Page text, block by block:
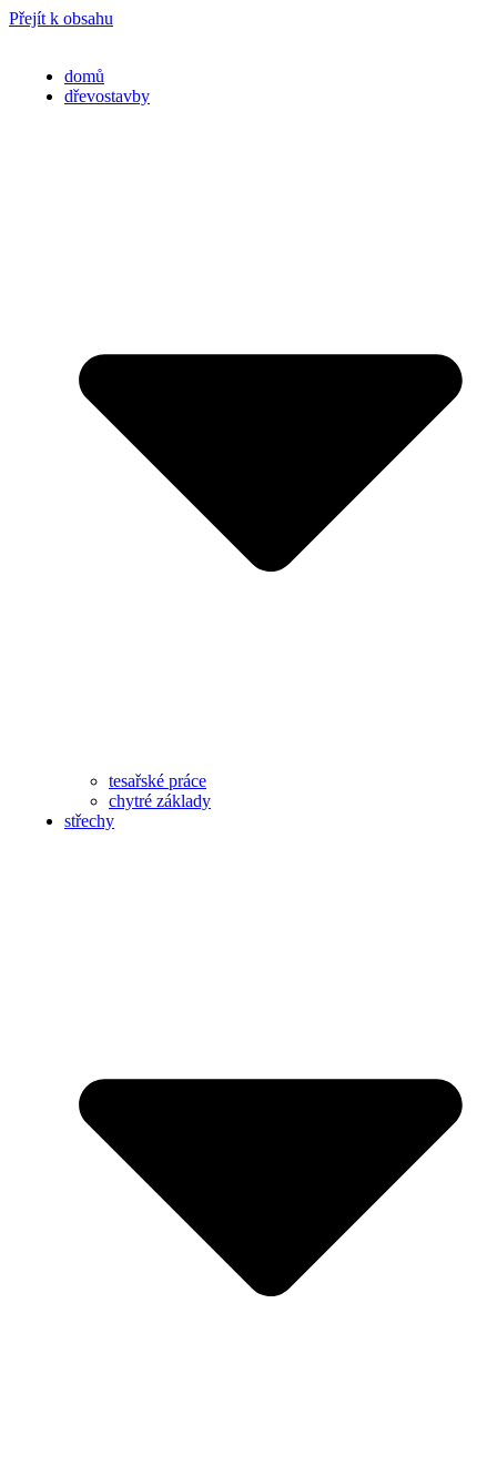
Přejít k obsahu
domů
dřevostavby
tesařské práce
chytré základy
střechy